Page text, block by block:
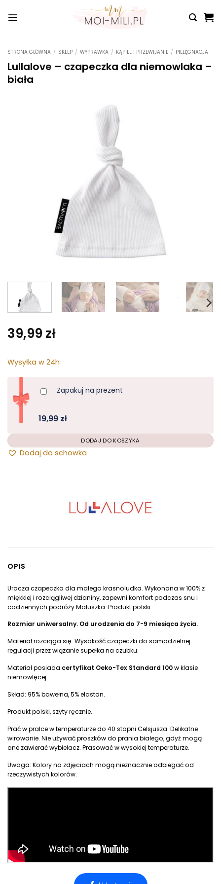
do
STRONA GŁÓWNA / SKLEP / WYPRAWKA / KĄPIEL I PRZEWIJANIE / PIELĘGNACJA
Lullalove – czapeczka dla niemowlaka –
biała
39,99 zł
Wysyłka w 24h
Zapakuj na prezent
19,99 zł
Dodaj do schowka
OPIS
Urocza czapeczka dla małego krasnoludka. Wykonana w 100% z
miękkiej i rozciągliwej dzianiny, zapewni komfort podczas snu i
codziennych podróży Maluszka. Produkt polski.
Rozmiar uniwersalny. Od urodzenia do 7-9 miesiąca życia.
Materiał rozciąga się. Wysokość czapeczki do samodzielnej
regulacji przez wiązanie supełka na czubku.
Materiał posiada certyfikat Oeko-Tex Standard 100w klasie
niemowlęcej.
Skład: 95% bawełna, 5% elastan.
Produkt polski, szyty ręcznie.
Prać w pralce w temperaturze do 40 stopni Celsjusza. Delikatne
wirowanie. Nie używać proszków do prania białego, gdyż mogą
one zawierać wybielacz. Prasować w wysokiej temperaturze.
Uwaga: Kolory na zdjęciach mogą nieznacznie odbiegać od
rzeczywistych kolorów.